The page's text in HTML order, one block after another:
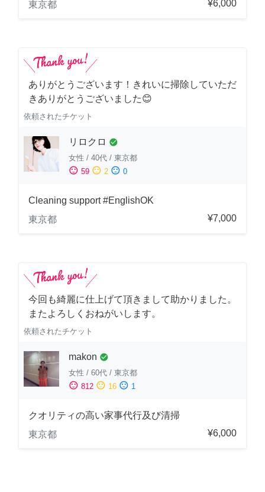
東京都 ¥6,000
ありがとうございます！きれいに掃除していただ
きありがとうございました😊
依頼されたチケット
リロクロ check_circle
女性 / 40代 / 東京都
sentiment_satisfied 59 sentiment_neutral 2 sentiment_dissatisfied 0
Cleaning support #EnglishOK
東京都
¥7,000
今回も綺麗に仕上げて頂きまして助かりました。
またよろしくおねがいします。
依頼されたチケット
makon check_circle
女性 / 60代 / 東京都
sentiment_satisfied 812 sentiment_neutral 16 sentiment_dissatisfied 1
クオリティの高い家事代行及び清掃
東京都
¥6,000